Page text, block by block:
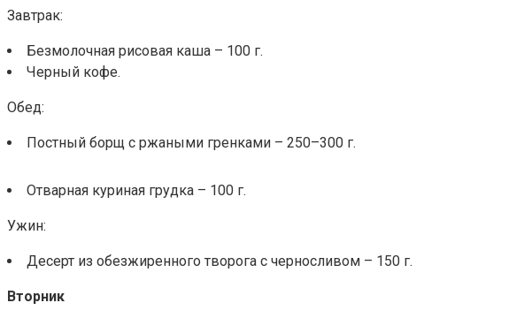
Завтрак:
Безмолочная рисовая каша – 100 г.
Черный кофе.
Обед:
Постный борщ с ржаными гренками – 250–300 г.
Отварная куриная грудка – 100 г.
Ужин:
Десерт из обезжиренного творога с черносливом – 150 г.
Вторник